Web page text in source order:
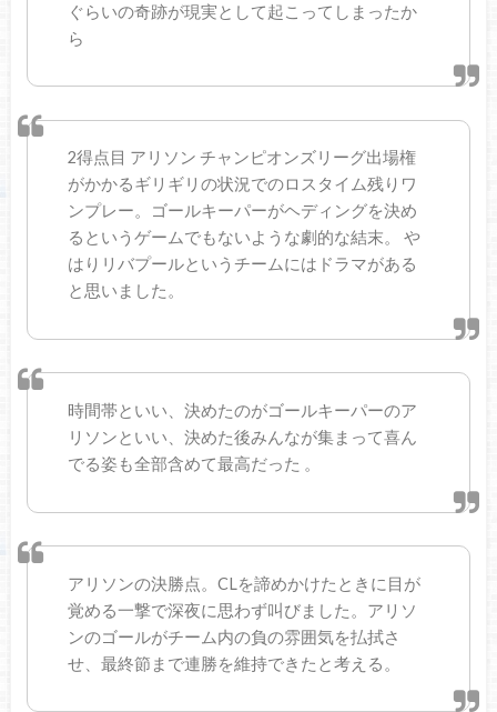
ぐらいの奇跡が現実として起こってしまったか
ら
2得点目 アリソン チャンピオンズリーグ出場権
がかかるギリギリの状況でのロスタイム残りワ
ンプレー。ゴールキーパーがヘディングを決め
るというゲームでもないような劇的な結末。 や
はりリバプールというチームにはドラマがある
と思いました。
時間帯といい、決めたのがゴールキーパーのア
リソンといい、決めた後みんなが集まって喜ん
でる姿も全部含めて最高だった 。
アリソンの決勝点。CLを諦めかけたときに目が
覚める一撃で深夜に思わず叫びました。アリソ
ンのゴールがチーム内の負の雰囲気を払拭さ
せ、最終節まで連勝を維持できたと考える。